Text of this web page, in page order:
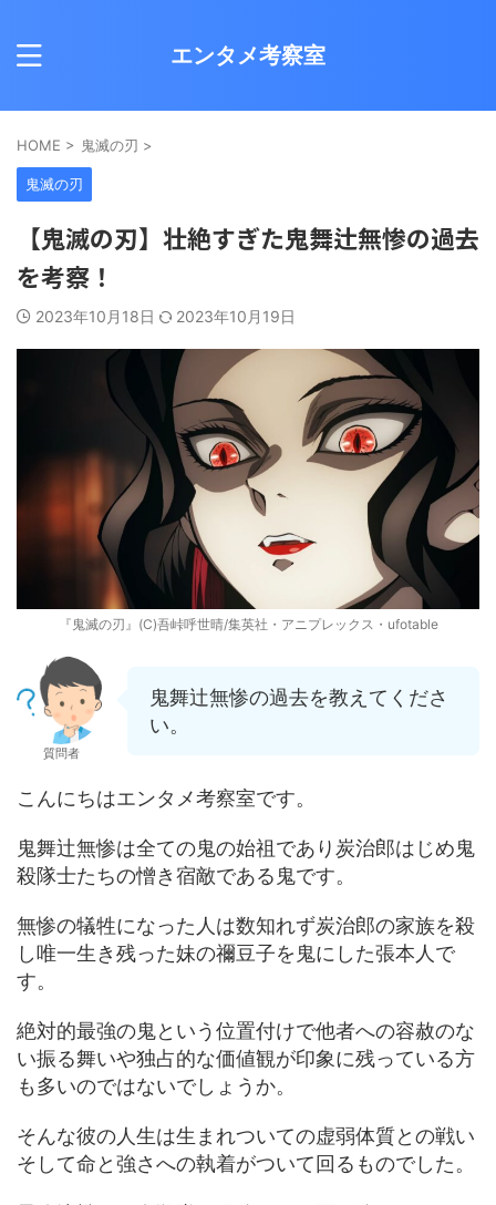
エンタメ考察室
HOME > 鬼滅の刃 >
鬼滅の刃
【鬼滅の刃】壮絶すぎた鬼舞辻無惨の過去
を考察！
2023年10月18日 2023年10月19日
『鬼滅の刃』(C)吾峠呼世晴/集英社・アニプレックス・ufotable
質問者
鬼舞辻無惨の過去を教えてくださ
い。
こんにちはエンタメ考察室です。
鬼舞辻無惨は全ての鬼の始祖であり炭治郎はじめ鬼
殺隊士たちの憎き宿敵である鬼です。
無惨の犠牲になった人は数知れず炭治郎の家族を殺
し唯一生き残った妹の禰豆子を鬼にした張本人で
す。
絶対的最強の鬼という位置付けで他者への容赦のな
い振る舞いや独占的な価値観が印象に残っている方
も多いのではないでしょうか。
そんな彼の人生は生まれついての虚弱体質との戦い
そして命と強さへの執着がついて回るものでした。